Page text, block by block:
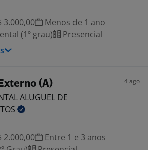
3.000,00
Menos de 1 ano
(1º grau)
Presencial
(A) 4 ago
ALUGUEL DE
2.000,00
Entre 1 e 3 anos